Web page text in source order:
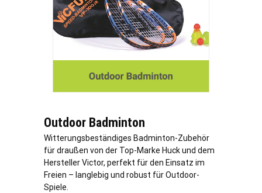
Outdoor Badminton
Witterungsbeständiges Badminton-Zubehör
für draußen von der Top-Marke Huck und dem
Hersteller Victor, perfekt für den Einsatz im
Freien – langlebig und robust für Outdoor-
Spiele.